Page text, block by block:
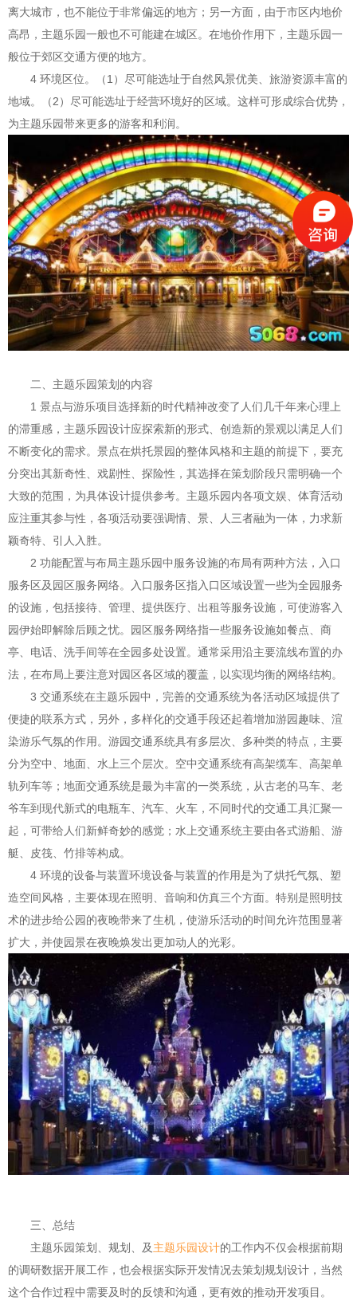
离大城市，也不能位于非常偏远的地方；另一方面，由于市区内地价
高昂，主题乐园一般也不可能建在城区。在地价作用下，主题乐园一
般位于郊区交通方便的地方。
4 环境区位。（1）尽可能选址于自然风景优美、旅游资源丰富的
地域。（2）尽可能选址于经营环境好的区域。这样可形成综合优势，
为主题乐园带来更多的游客和利润。
二、主题乐园策划的内容
1 景点与游乐项目选择新的时代精神改变了人们几千年来心理上
的滞重感，主题乐园设计应探索新的形式、创造新的景观以满足人们
不断变化的需求。景点在烘托景园的整体风格和主题的前提下，要充
分突出其新奇性、戏剧性、探险性，其选择在策划阶段只需明确一个
大致的范围，为具体设计提供参考。主题乐园内各项文娱、体育活动
应注重其参与性，各项活动要强调情、景、人三者融为一体，力求新
颖奇特、引人入胜。
2 功能配置与布局主题乐园中服务设施的布局有两种方法，入口
服务区及园区服务网络。入口服务区指入口区域设置一些为全园服务
的设施，包括接待、管理、提供医疗、出租等服务设施，可使游客入
园伊始即解除后顾之忧。园区服务网络指一些服务设施如餐点、商
亭、电话、洗手间等在全园多处设置。通常采用沿主要流线布置的办
法，在布局上要注意对园区各区域的覆盖，以实现均衡的网络结构。
3 交通系统在主题乐园中，完善的交通系统为各活动区域提供了
便捷的联系方式，另外，多样化的交通手段还起着增加游园趣味、渲
染游乐气氛的作用。游园交通系统具有多层次、多种类的特点，主要
分为空中、地面、水上三个层次。空中交通系统有高架缆车、高架单
轨列车等；地面交通系统是最为丰富的一类系统，从古老的马车、老
爷车到现代新式的电瓶车、汽车、火车，不同时代的交通工具汇聚一
起，可带给人们新鲜奇妙的感觉；水上交通系统主要由各式游船、游
艇、皮筏、竹排等构成。
4 环境的设备与装置环境设备与装置的作用是为了烘托气氛、塑
造空间风格，主要体现在照明、音响和仿真三个方面。特别是照明技
术的进步给公园的夜晚带来了生机，使游乐活动的时间允许范围显著
扩大，并使园景在夜晚焕发出更加动人的光彩。
三、总结
主题乐园策划、规划、及主题乐园设计的工作内不仅会根据前期
的调研数据开展工作，也会根据实际开发情况去策划规划设计，当然
这个合作过程中需要及时的反馈和沟通，更有效的推动开发项目。